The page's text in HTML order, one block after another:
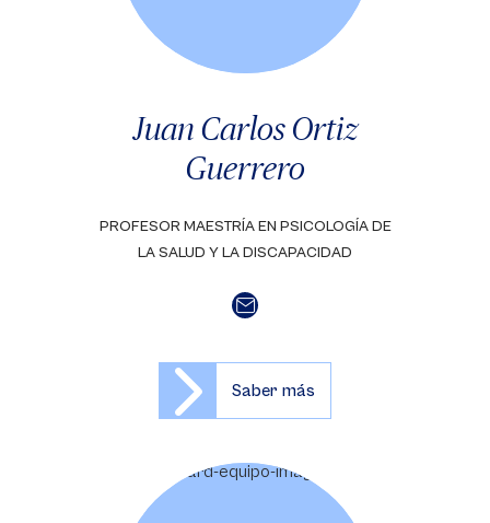
Juan Carlos Ortiz
Guerrero
PROFESOR MAESTRÍA EN PSICOLOGÍA DE
LA SALUD Y LA DISCAPACIDAD
Saber más